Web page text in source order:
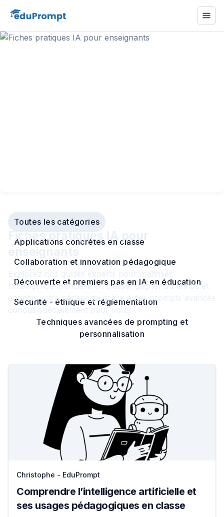
Fiches pratiques IA pour
l’intelligence artificielle en classe, gagner du temps et
enrichir votre pédagogie grâce à des prompts avancés
Toutes les catégories
Applications concrètes en classe
Collaboration et innovation pédagogique
Découverte et premiers pas en IA en éducation
Sécurité - éthique et réglementation
Techniques avancées de prompting et
personnalisation
Christophe - EduPrompt
Comprendre l’intelligence artificielle et
ses usages pédagogiques en classe